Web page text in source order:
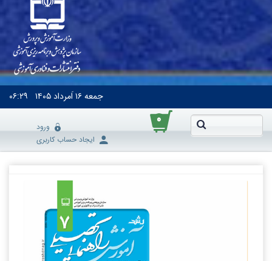
جمعه۱۶ اَمرداد ۱۴۰۵ ۰۶:۲۹
۰
ورود
ایجاد حساب کاربری